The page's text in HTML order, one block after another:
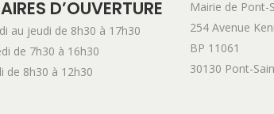
D’OUVERTURE
au jeudi de 8h30 à 17h30
de 7h30 à 16h30
de 8h30 à 12h30
Mairie de Pont-
254 Avenue
BP 11061
30130 Pont-